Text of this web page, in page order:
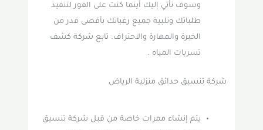
وسوف نأتي إليك أينما كنت على الفور لتنفيذ
طلباتك وتلبية جميع رغباتك بأقصى قدر من
الخبرة والمهارة والاحتراف. تابع شركة كشف
تسربات المياه .
شركة تنسيق حدائق منزلية الرياض
يتم إنشاء ممرات خاصة من قبل شركة تنسيق